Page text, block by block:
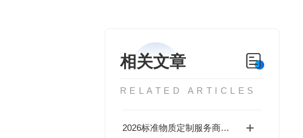
相关文章
RELATED ARTICLES
2026标准物质定制服务商推荐：北京海岸鸿全链路定制与专家咨询服务成竞争内核